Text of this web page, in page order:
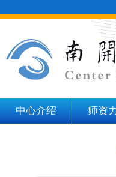
中心介绍 师资